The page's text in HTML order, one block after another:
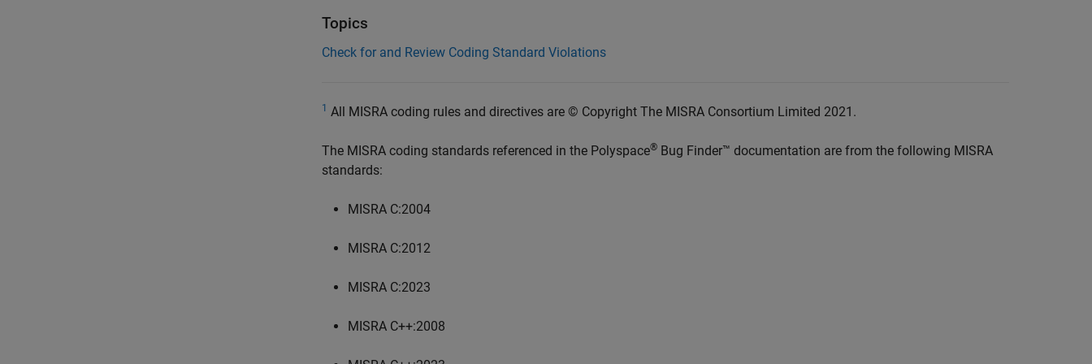
Topics
Check for and Review Coding Standard Violations
1 All MISRA coding rules and directives are © Copyright The MISRA Consortium Limited 2021.
The MISRA coding standards referenced in the Polyspace® Bug Finder™ documentation are from the following MISRA
standards:
MISRA C:2004
MISRA C:2012
MISRA C:2023
MISRA C++:2008